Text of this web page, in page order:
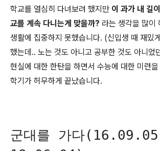
학교를 열심히 다녀보려 했지만 이 과가 내 길
교를 계속 다니는게 맞을까? 라는 생각을 많이
생활에 집중하지 못했습니다. (신입생 때 재밌
했는데.. 노는 것도 아니고 공부한 것도 아니었
현실에 대한 한탄을 하면서 수능에 대한 미련
학기가 허무하게 끝났습니다.
군대를 가다